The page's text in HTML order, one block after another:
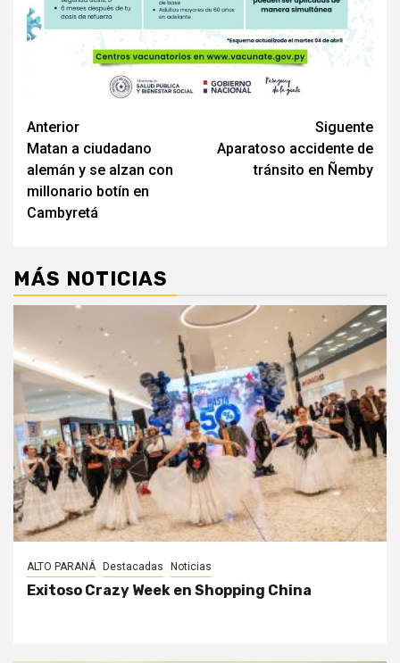
Navegación
de
entradas
Anterior
Matan a ciudadano
alemán y se alzan con
millonario botín en
Cambyretá
Siguente
Aparatoso accidente de
tránsito en Ñemby
MÁS NOTICIAS
ALTO PARANÁ Destacadas Noticias
Exitoso Crazy Week en Shopping China